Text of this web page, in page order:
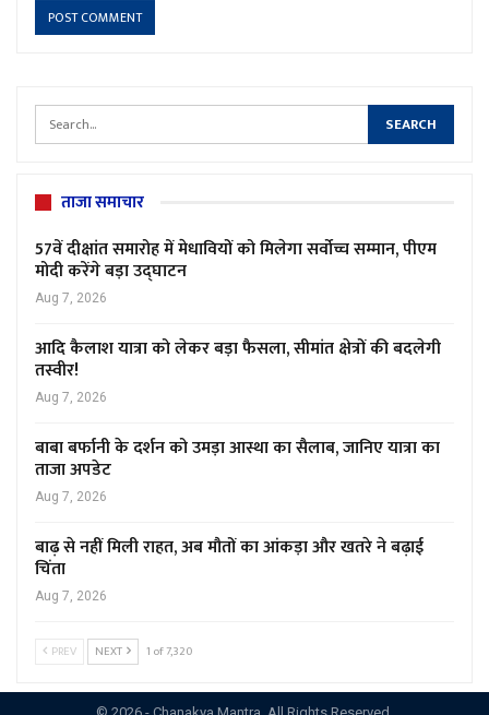
ताजा समाचार
57वें दीक्षांत समारोह में मेधावियों को मिलेगा सर्वोच्च सम्मान, पीएम
मोदी करेंगे बड़ा उद्घाटन
Aug 7, 2026
आदि कैलाश यात्रा को लेकर बड़ा फैसला, सीमांत क्षेत्रों की बदलेगी
तस्वीर!
Aug 7, 2026
बाबा बर्फानी के दर्शन को उमड़ा आस्था का सैलाब, जानिए यात्रा का
ताजा अपडेट
Aug 7, 2026
बाढ़ से नहीं मिली राहत, अब मौतों का आंकड़ा और खतरे ने बढ़ाई
चिंता
Aug 7, 2026
PREV NEXT 1 of 7,320